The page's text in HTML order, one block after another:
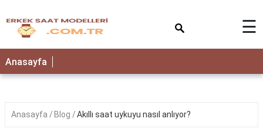
☰
Anasayfa
Anasayfa Blog Akıllı saat uykuyu nasıl anlıyor?